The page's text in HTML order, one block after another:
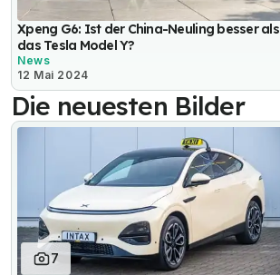
Xpeng G6: Ist der China-Neuling besser als
das Tesla Model Y?
News
12 Mai 2024
Die neuesten Bilder
7